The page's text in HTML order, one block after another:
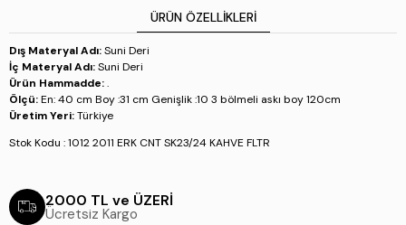
ÜRÜN ÖZELLIKLERI
Dış Materyal Adı:Suni Deri
İç Materyal Adı:Suni Deri
Ürün Hammadde:.
Ölçü:En: 40 cm Boy :31 cm Genişlik :10 3 bölmeli askı boy 120cm
Üretim Yeri:Türkiye
Stok Kodu : 1012 2011 ERK CNT SK23/24 KAHVE FLTR
2000 TL ve ÜZERİ
Ücretsiz Kargo